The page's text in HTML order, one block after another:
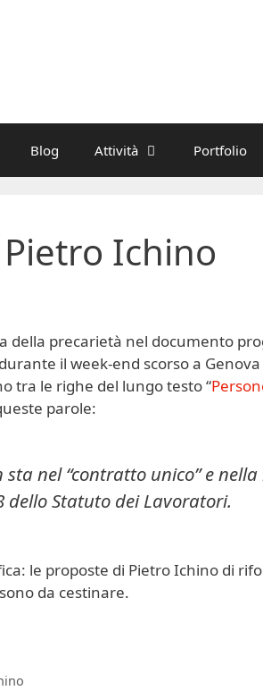
Blog Attività Portfolio
Ichino
della precarietà nel documento
il week-end scorso a
tra le righe del lungo testo “
parole:
nel “contratto unico” e
dello Statuto dei Lavoratori.
le proposte di Pietro Ichino di
da cestinare.